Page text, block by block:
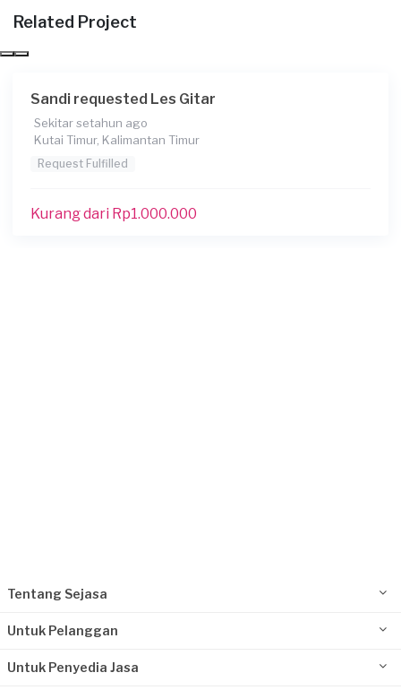
Kurang dari Rp 1.000.000
Related Project
Sandi requested Les Gitar
Sekitar setahun ago
Kutai Timur, Kalimantan Timur
Request Fulfilled
Kurang dari Rp1.000.000
Tentang Sejasa
Untuk Pelanggan
Untuk Penyedia Jasa